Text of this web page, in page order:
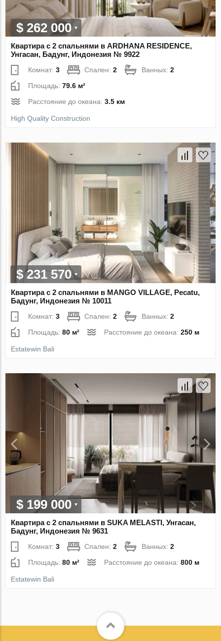
$ 262 000
Квартира с 2 спальнями в ARDHANA RESIDENCE,
Унгасан, Бадунг, Индонезия № 9922
Комнат:3 Спален:2 Ванных:2
Площадь:79.6 м²
Расстояние до океана:3.5 км
High Quality Construction
$ 231 570
Квартира с 2 спальнями в MANGO VILLAGE, Pecatu,
Бадунг, Индонезия № 10011
Комнат:3 Спален:2 Ванных:2
Площадь:80 м² Расстояние до океана:250 м
Estatewin Bali
$ 199 000
Квартира с 2 спальнями в SUKA MELASTI, Унгасан,
Бадунг, Индонезия № 9631
Комнат:3 Спален:2 Ванных:2
Площадь:80 м² Расстояние до океана:800 м
Estatewin Bali